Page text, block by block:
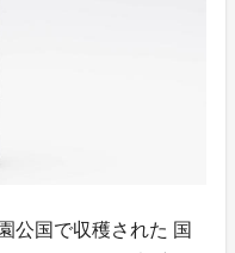
公国で収穫された 国